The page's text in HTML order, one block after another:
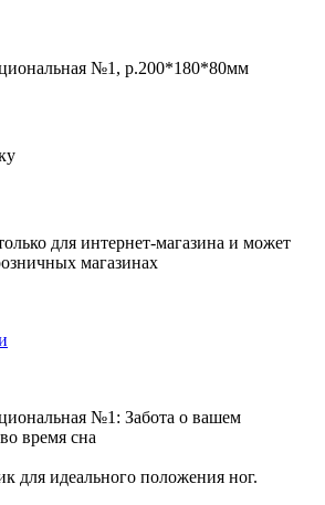
№1, р.200*180*80мм
для интернет-магазина и может
магазинах
№1: Забота о вашем
время сна
для идеального положения ног.